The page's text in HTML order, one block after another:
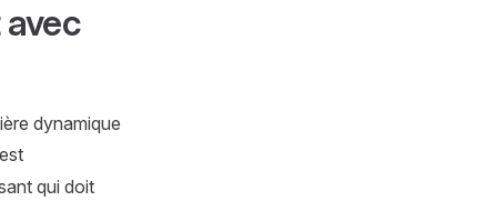
dynamique
qui doit